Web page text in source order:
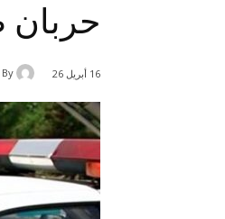
حربان
16 أبريل 26 By